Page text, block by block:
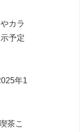
カラ
予定
年1
茶こ